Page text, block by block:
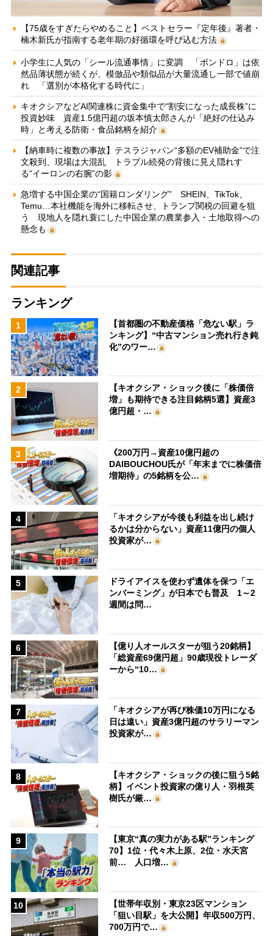
【75歳をすぎたらやめること】ベストセラー『定年後』著者・
楠木新氏が指南する老年期の好循環を呼び込む方法
小学生に人気の「シール流通事情」に変調 「ボンドロ」は依
然品薄状態が続くが、模倣品や類似品が大量流通し一部で値崩
れ 「選別が本格化する時代に」
キオクシアなどAI関連株に資金集中で“割安になった成長株”に
投資妙味 資産1.5億円超の坂本慎太郎さんが「絶好の仕込み
時」と考える防衛・食品銘柄を紹介
【納車時に複数の事故】テスラジャパン“多額のEV補助金”で注
文殺到、現場は大混乱 トラブル続発の背後に見え隠れす
る“イーロンの右腕”の影
急増する中国企業の“国籍ロンダリング” SHEIN、TikTok、
Temu…本社機能を海外に移転させ、トランプ関税の回避を狙
う 現地人を隠れ蓑にした中国企業の農業参入・土地取得への
懸念も
関連記事
ランキング
1
【首都圏の不動産価格「危ない駅」ラ
ンキング】“中古マンション売れ行き鈍
化”のワー…
2
【キオクシア・ショック後に「株価倍
増」も期待できる注目銘柄5選】資産3
億円超・…
3
《200万円→資産10億円超の
DAIBOUCHOU氏が「年末までに株価倍
増期待」の5銘柄を公…
4
「キオクシアが今後も利益を出し続け
るかは分からない」資産11億円の個人
投資家が…
5
ドライアイスを使わず遺体を保つ「エ
ンバーミング」が日本でも普及 1～2
週間は問…
6
【億り人オールスターが狙う20銘柄】
「総資産69億円超」90歳現役トレーダ
ーから“10…
7
「キオクシアが再び株価10万円になる
日は遠い」資産3億円超のサラリーマン
投資家が…
8
【キオクシア・ショックの後に狙う5銘
柄】イベント投資家の億り人・羽根英
樹氏が厳…
9
【東京“真の実力がある駅”ランキング
70】1位・代々木上原、2位・水天宮
前… 人口増…
10
【世帯年収別・東京23区マンション
「狙い目駅」を大公開】年収500万円、
700万円で…